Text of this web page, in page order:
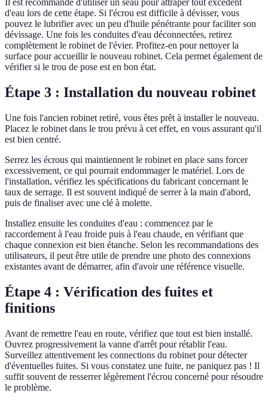
Il est recommandé d'utiliser un seau pour attraper tout excédent
d'eau lors de cette étape. Si l'écrou est difficile à dévisser, vous
pouvez le lubrifier avec un peu d'huile pénétrante pour faciliter son
dévissage. Une fois les conduites d'eau déconnectées, retirez
complètement le robinet de l'évier. Profitez-en pour nettoyer la
surface pour accueillir le nouveau robinet. Cela permet également de
vérifier si le trou de pose est en bon état.
Étape 3 : Installation du nouveau robinet
Une fois l'ancien robinet retiré, vous êtes prêt à installer le nouveau.
Placez le robinet dans le trou prévu à cet effet, en vous assurant qu'il
est bien centré.
Serrez les écrous qui maintiennent le robinet en place sans forcer
excessivement, ce qui pourrait endommager le matériel. Lors de
l'installation, vérifiez les spécifications du fabricant concernant le
taux de serrage. Il est souvent indiqué de serrer à la main d'abord,
puis de finaliser avec une clé à molette.
Installez ensuite les conduites d'eau : commencez par le
raccordement à l'eau froide puis à l'eau chaude, en vérifiant que
chaque connexion est bien étanche. Selon les recommandations des
utilisateurs, il peut être utile de prendre une photo des connexions
existantes avant de démarrer, afin d'avoir une référence visuelle.
Étape 4 : Vérification des fuites et
finitions
Avant de remettre l'eau en route, vérifiez que tout est bien installé.
Ouvrez progressivement la vanne d'arrêt pour rétablir l'eau.
Surveillez attentivement les connections du robinet pour détecter
d'éventuelles fuites. Si vous constatez une fuite, ne paniquez pas ! Il
suffit souvent de resserrer légèrement l'écrou concerné pour résoudre
le problème.